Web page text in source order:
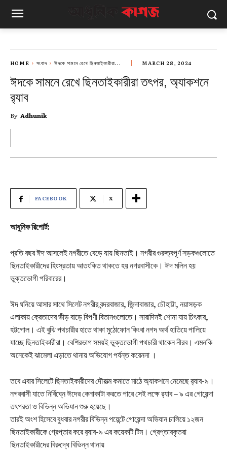
HOME সংবাদ ঈদকে সামনে রেখে ছিনতাইকারীরা... MARCH 28, 2024
ঈদকে সামনে রেখে ছিনতাইকারীরা তৎপর, অ্যাকশনে
র‍্যাব
By Adhunik
FACEBOOK X
আধুনিক রিপোর্ট:
প্রতি বছর ঈদ আসলেই নগরীতে বেড়ে যায় ছিনতাই। নগরীর গুরুত্বপূর্ণ সড়কগুলোতে
ছিনতাইকারীদের হিংস্রতায় আতংকিত থাকতে হয় নগরবাসীকে। ঈদ মলিন হয়
ভুক্তভোগী পরিবারের।
ঈদ ঘনিয়ে আসার সাথে সিলেট নগরীর বন্দরবাজার, জিন্দাবাজার, চৌহাট্টা, নয়াসড়ক
এলাকায় ক্রেতাদের ভীড় বাড়ে বিপণী বিতানগুলোতে। সারাদিনই শোনা যায় চিৎকার,
হট্টগোল। এই বুঝি পথচারীর হাতে থাকা মুঠোফোন কিংবা নগদ অর্থ হাতিয়ে পালিয়ে
যাচ্ছে ছিনতাইকারীরা। বেশিরভাগ সময়ই ভুক্তভোগী পথচারী থাকেন নীরব। এমনকি
অনেকেই ঝামেলা এড়াতে থানায় অভিযোগ পর্যন্ত করেননা ।
তবে এবার সিলেটে ছিনতাইকারীদের দৌরাত্ম কমাতে মাঠে অ্যাকশনে নেমেছে র‍্যাব-৯।
নগরবাসী যাতে নির্বিঘ্নে ঈদের কেনাকাটা করতে পারে সেই লক্ষে র‍্যাব – ৯ এর গোয়েন্দা
তৎপরতা ও বিভিন্ন অভিযান শুরু হয়েছে।
তারই অংশ হিসেবে বুধবার নগরীর বিভিন্ন পয়েন্টে গোয়েন্দা অভিযান চালিয়ে ১২জন
ছিনতাইকারীকে গ্রেপ্তার করে র‍্যাব-৯ এর কয়েকটি টিম। গ্রেপ্তারকৃতরা
ছিনতাইকারীদের বিরুদ্ধে বিভিন্ন থানায়